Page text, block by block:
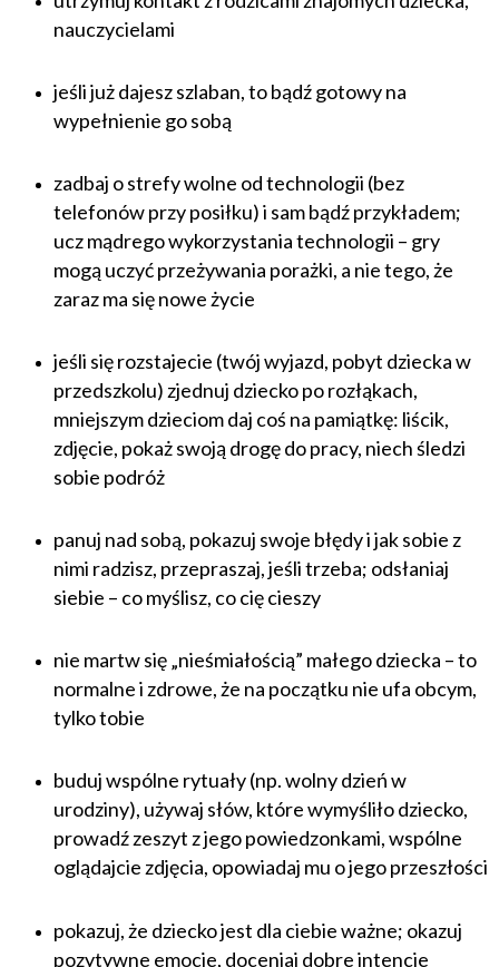
nauczycielami
jeśli już dajesz szlaban, to bądź gotowy na
wypełnienie go sobą
zadbaj o strefy wolne od technologii (bez
telefonów przy posiłku) i sam bądź przykładem;
ucz mądrego wykorzystania technologii – gry
mogą uczyć przeżywania porażki, a nie tego, że
zaraz ma się nowe życie
jeśli się rozstajecie (twój wyjazd, pobyt dziecka w
przedszkolu) zjednuj dziecko po rozłąkach,
mniejszym dzieciom daj coś na pamiątkę: liścik,
zdjęcie, pokaż swoją drogę do pracy, niech śledzi
sobie podróż
panuj nad sobą, pokazuj swoje błędy i jak sobie z
nimi radzisz, przepraszaj, jeśli trzeba; odsłaniaj
siebie – co myślisz, co cię cieszy
nie martw się „nieśmiałością” małego dziecka – to
normalne i zdrowe, że na początku nie ufa obcym,
tylko tobie
buduj wspólne rytuały (np. wolny dzień w
urodziny), używaj słów, które wymyśliło dziecko,
prowadź zeszyt z jego powiedzonkami, wspólne
oglądajcie zdjęcia, opowiadaj mu o jego przeszłości
pokazuj, że dziecko jest dla ciebie ważne; okazuj
pozytywne emocje, doceniaj dobre intencje